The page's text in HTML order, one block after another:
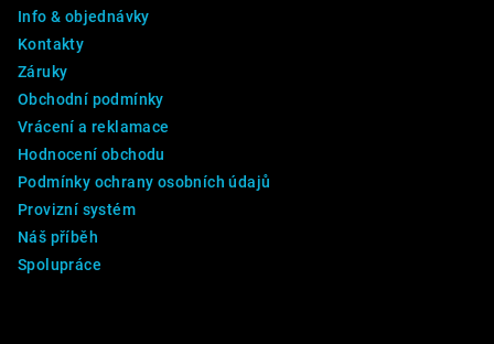
Info & objednávky
Kontakty
Záruky
Obchodní podmínky
Vrácení a reklamace
Hodnocení obchodu
Podmínky ochrany osobních údajů
Provizní systém
Náš příběh
Spolupráce